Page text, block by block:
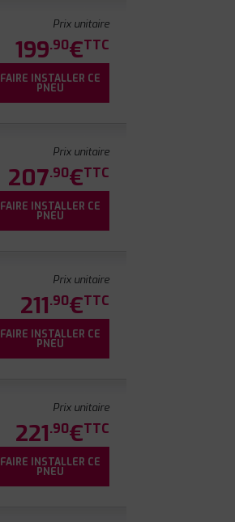
Prix unitaire
199.90€TTC
FAIRE INSTALLER CE
PNEU
Prix unitaire
207.90€TTC
FAIRE INSTALLER CE
PNEU
Prix unitaire
211.90€TTC
FAIRE INSTALLER CE
PNEU
Prix unitaire
221.90€TTC
FAIRE INSTALLER CE
PNEU